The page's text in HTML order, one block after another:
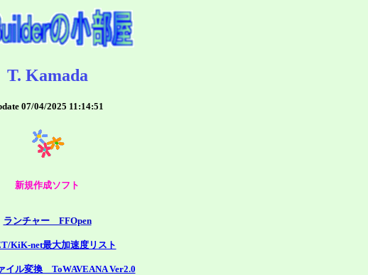
T. Kamada
07/04/2025 11:14:51
新規作成ソフト
ランチャー FFOpen
KiK-net最大加速度リスト
イル変換 ToWAVEANA Ver2.0